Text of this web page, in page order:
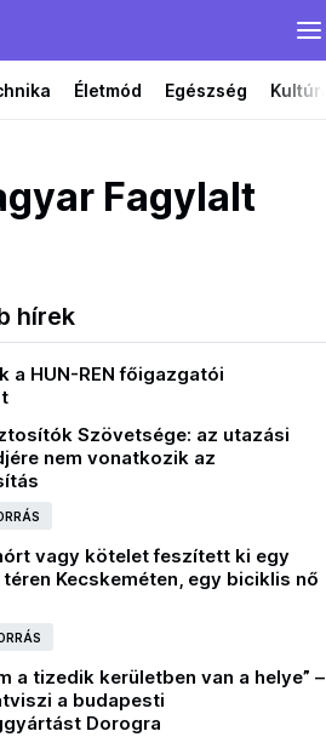
Életmód Egészség Kultúra
Fagylalt
hírek
a HUN-REN főigazgatói
Szövetsége: az utazási
nem vonatkozik az
vagy kötelet feszített ki egy
Kecskeméten, egy biciklis nő
a tizedik kerületben van a helye” –
a budapesti
Dorogra